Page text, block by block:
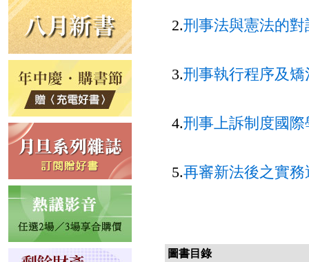
2.刑事法與憲法的對
3.刑事執行程序及
4.刑事上訴制度國
5.再審新法後之實
圖書目錄